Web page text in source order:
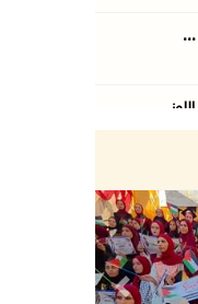
...
...
مستقب ...
Previous